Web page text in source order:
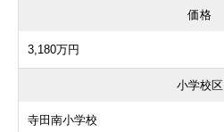
価格
3,180万円
小学校区
寺田南小学校